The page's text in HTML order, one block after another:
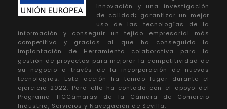
innovación y una investigación
de calidad; garantizar un mejor
uso de las tecnologías de la
información y conseguir un tejido empresarial más
competitivo y gracias al que ha conseguido la
Implantación de Herramienta colaborativa para la
gestión de proyectos para mejorar la competitividad de
su negocio a través de la incorporación de nuevas
tecnologías. Esta acción ha tenido lugar durante el
ejercicio 2022. Para ello ha contado con el apoyo del
Programa TICCámaras de la Cámara de Comercio
Industria, Servicios y Navegación de Sevilla.